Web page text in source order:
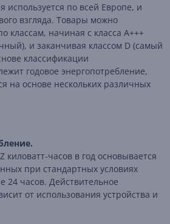
используется по всей Европе, и
взгляда. Товары можно
классам, начиная с класса A+++
и заканчивая классом D (самый
классификации
годовое энергопотребление,
на основе нескольких различных
киловатт-часов в год основывается
при стандартных условиях
24 часов. Действительное
от использования устройства и